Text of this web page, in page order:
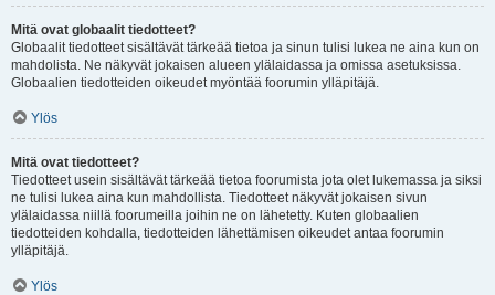
Mitä ovat globaalit tiedotteet?
Globaalit tiedotteet sisältävät tärkeää tietoa ja sinun tulisi lukea ne aina kun on
mahdolista. Ne näkyvät jokaisen alueen ylälaidassa ja omissa asetuksissa.
Globaalien tiedotteiden oikeudet myöntää foorumin ylläpitäjä.
Ylös
Mitä ovat tiedotteet?
Tiedotteet usein sisältävät tärkeää tietoa foorumista jota olet lukemassa ja siksi
ne tulisi lukea aina kun mahdollista. Tiedotteet näkyvät jokaisen sivun
ylälaidassa niillä foorumeilla joihin ne on lähetetty. Kuten globaalien
tiedotteiden kohdalla, tiedotteiden lähettämisen oikeudet antaa foorumin
ylläpitäjä.
Ylös